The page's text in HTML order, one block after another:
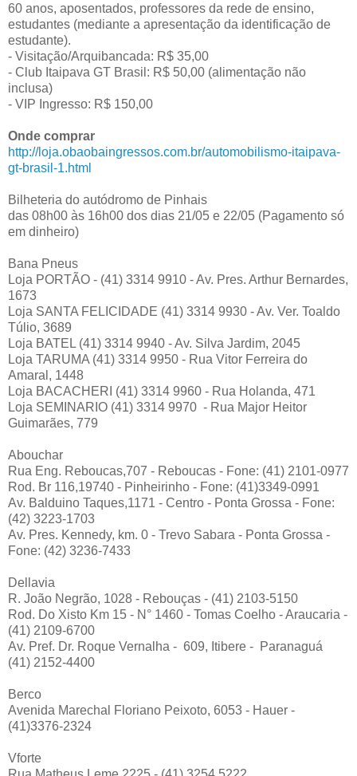
60 anos, aposentados, professores da rede de ensino,
estudantes (mediante a apresentação da identificação de
estudante).
- Visitação/Arquibancada: R$ 35,00
- Club Itaipava GT Brasil: R$ 50,00 (alimentação não
inclusa)
- VIP Ingresso: R$ 150,00
Onde comprar
http://loja.obaobaingressos.com.br/automobilismo-itaipava-
gt-brasil-1.html
Bilheteria do autódromo de Pinhais
das 08h00 às 16h00 dos dias 21/05 e 22/05 (Pagamento só
em dinheiro)
Bana Pneus
Loja PORTÃO - (41) 3314 9910 - Av. Pres. Arthur Bernardes,
1673
Loja SANTA FELICIDADE (41) 3314 9930 - Av. Ver. Toaldo
Túlio, 3689
Loja BATEL (41) 3314 9940 - Av. Silva Jardim, 2045
Loja TARUMA (41) 3314 9950 - Rua Vitor Ferreira do
Amaral, 1448
Loja BACACHERI (41) 3314 9960 - Rua Holanda, 471
Loja SEMINARIO (41) 3314 9970 - Rua Major Heitor
Guimarães, 779
Abouchar
Rua Eng. Reboucas,707 - Reboucas - Fone: (41) 2101-0977
Rod. Br 116,19740 - Pinheirinho - Fone: (41)3349-0991
Av. Balduino Taques,1171 - Centro - Ponta Grossa - Fone:
(42) 3223-1703
Av. Pres. Kennedy, km. 0 - Trevo Sabara - Ponta Grossa -
Fone: (42) 3236-7433
Dellavia
R. João Negrão, 1028 - Rebouças - (41) 2103-5150
Rod. Do Xisto Km 15 - N° 1460 - Tomas Coelho - Araucaria -
(41) 2109-6700
Av. Pref. Dr. Roque Vernalha - 609, Itibere - Paranaguá
(41) 2152-4400
Berco
Avenida Marechal Floriano Peixoto, 6053 - Hauer -
(41)3376-2324
Vforte